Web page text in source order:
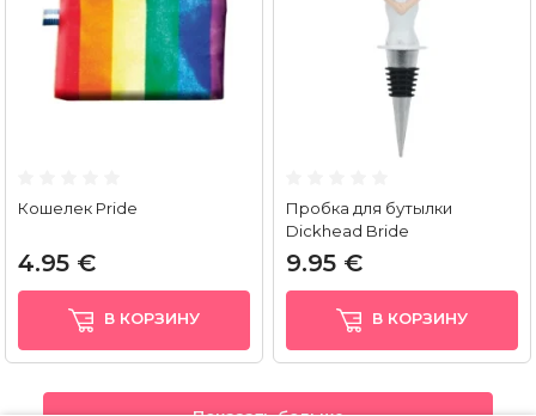
Кошелек Pride
4.95 €
В КОРЗИНУ
Пробка для бутылки
Dickhead Bride
9.95 €
В КОРЗИНУ